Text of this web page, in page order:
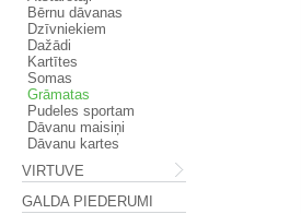
Bērnu dāvanas
Dzīvniekiem
Dažādi
Kartītes
Somas
Grāmatas
Pudeles sportam
Dāvanu maisiņi
Dāvanu kartes
VIRTUVE
GALDA PIEDERUMI